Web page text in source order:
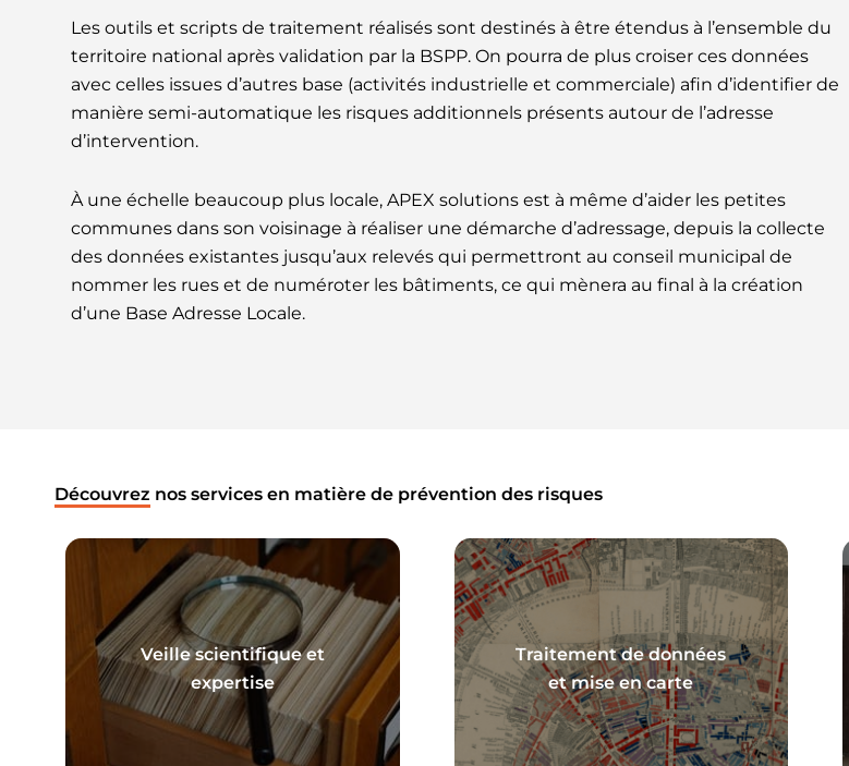
Les outils et scripts de traitement réalisés sont destinés à être étendus à l’ensemble du
territoire national après validation par la BSPP. On pourra de plus croiser ces données
avec celles issues d’autres base (activités industrielle et commerciale) afin d’identifier de
manière semi-automatique les risques additionnels présents autour de l’adresse
d’intervention.
À une échelle beaucoup plus locale, APEX solutions est à même d’aider les petites
communes dans son voisinage à réaliser une démarche d’adressage, depuis la collecte
des données existantes jusqu’aux relevés qui permettront au conseil municipal de
nommer les rues et de numéroter les bâtiments, ce qui mènera au final à la création
d’une Base Adresse Locale.
Découvrez nos services en matière de prévention des risques
Veille scientifique et
expertise
En savoir plus
Traitement de données
et mise en carte
En savoir plus